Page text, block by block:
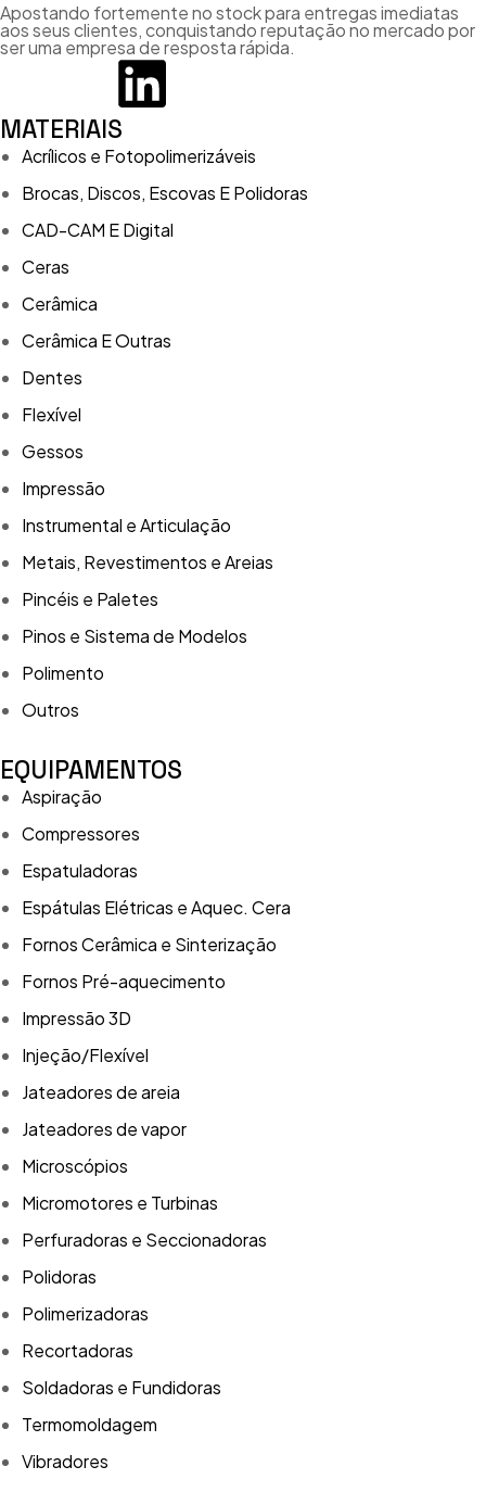
Apostando fortemente no stock para entregas imediatas
aos seus clientes, conquistando reputação no mercado por
ser uma empresa de resposta rápida.
MATERIAIS
Acrílicos e Fotopolimerizáveis
Brocas, Discos, Escovas E Polidoras
CAD-CAM E Digital
Ceras
Cerâmica
Cerâmica E Outras
Dentes
Flexível
Gessos
Impressão
Instrumental e Articulação
Metais, Revestimentos e Areias
Pincéis e Paletes
Pinos e Sistema de Modelos
Polimento
Outros
EQUIPAMENTOS
Aspiração
Compressores
Espatuladoras
Espátulas Elétricas e Aquec. Cera
Fornos Cerâmica e Sinterização
Fornos Pré-aquecimento
Impressão 3D
Injeção/Flexível
Jateadores de areia
Jateadores de vapor
Microscópios
Micromotores e Turbinas
Perfuradoras e Seccionadoras
Polidoras
Polimerizadoras
Recortadoras
Soldadoras e Fundidoras
Termomoldagem
Vibradores